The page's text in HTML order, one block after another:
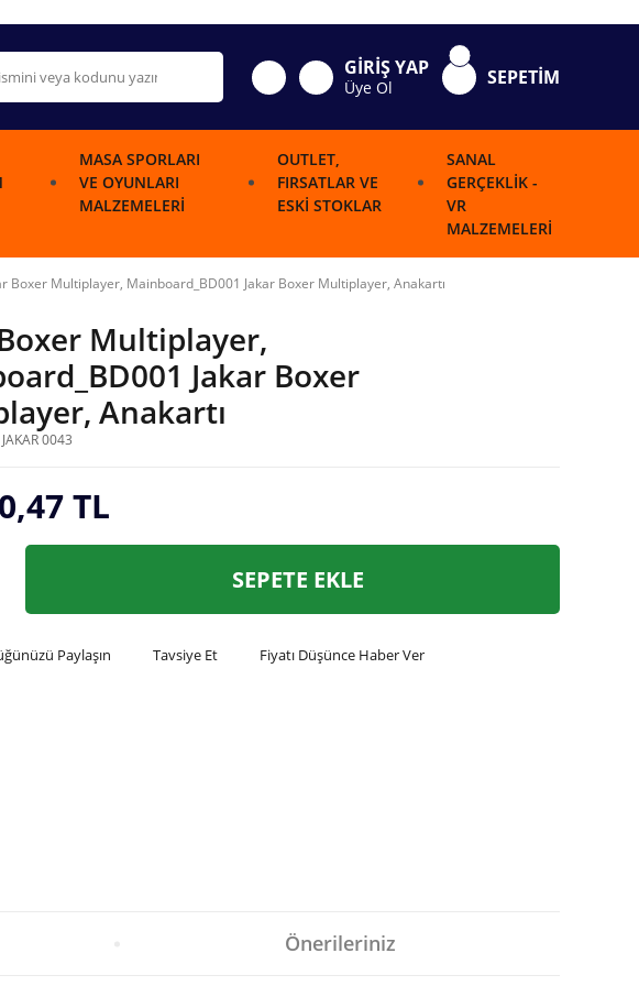
GİRİŞ YAP
Üye Ol SEPETİM
MASA SPORLARI
VE OYUNLARI
MALZEMELERI
OUTLET,
FIRSATLAR VE
ESKI STOKLAR
SANAL
GERÇEKLIK -
VR
MALZEMELERI
Boxer Multiplayer, Mainboard_BD001 Jakar Boxer Multiplayer, Anakartı
Multiplayer,
Jakar Boxer
Anakartı
0043
TL
SEPETE EKLE
Paylaşın Tavsiye Et Fiyatı Düşünce Haber Ver
Önerileriniz